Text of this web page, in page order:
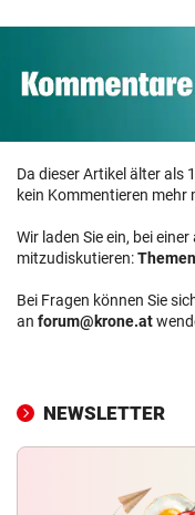
Da dieser Artikel älter als
kein Kommentieren mehr
Wir laden Sie ein, bei
mitzudiskutieren:
Bei Fragen können Sie
an forum@krone.at
NEWSLETTER